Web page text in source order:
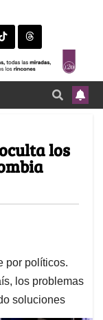
los
por políticos.
los problemas
soluciones